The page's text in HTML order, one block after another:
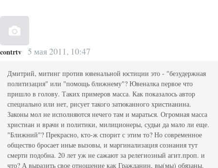
contrtv 5 мая 2011, 10:47
Дмитрий, митинг против ювенальной юстиции это - "безудержная
политизация" или "помощь ближнему"? Ювеналка первое что
пришло в голову. Таких примеров масса. Как показалось автор
специально или нет, рисует такого затюканного христианина.
Законы мол не исполняются нечего там и мараться. Огромная масса
христиан и врачи и политики, милиционеры, судьи да мало ли еще.
"Ближний"? Прекрасно, кто-ж спорит с этим то? Но современное
общество бросает иные вызовы, и маргинализация сознания тут
смерти подобна. 20 лет уж не сажают за релегиозный агит.проп. и
что? А выразить свое отношение как Гражданин, вы(мы) обязаны.